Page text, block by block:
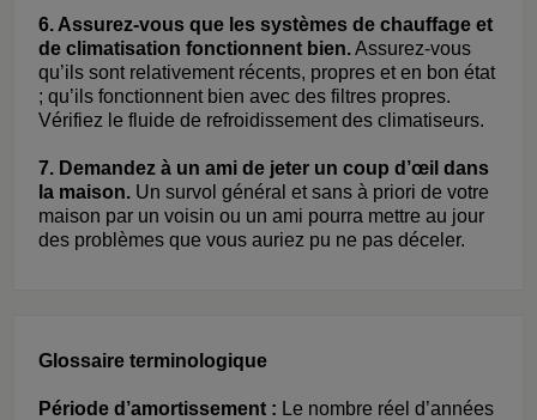
6. Assurez-vous que les systèmes de chauffage et
de climatisation fonctionnent bien.Assurez-vous
qu’ils sont relativement récents, propres et en bon état
; qu’ils fonctionnent bien avec des filtres propres.
Vérifiez le fluide de refroidissement des climatiseurs.
7. Demandez à un ami de jeter un coup d’œil dans
la maison. Un survol général et sans à priori de votre
maison par un voisin ou un ami pourra mettre au jour
des problèmes que vous auriez pu ne pas déceler.
Glossaire terminologique
Période d’amortissement : Le nombre réel d’années